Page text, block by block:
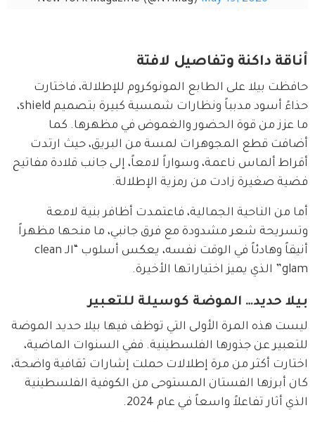
أناقة داكنة وتفاصيل لافتة
حافظت بيلا على الطابع المونوكروم للإطلالة، فاختارت
حذاءً أسود مدبباً ونظارات شمسية كبيرة بتصميم shield،
ما عزز من قوة الحضور والغموض في مظهرها. كما
أضافت قطع المجوهرات لمسة من البريق، حيث ارتدت
أقراط ألماس ناعمة، وسواراً لامعاً، إلى جانب قلادة مفاتيح
فضية صغيرة زادت من رمزية الإطلالة.
أما من الناحية الجمالية، فاعتمدت أظافر بنية لامعة
وتسريحة شعر مشدودة مع فرق جانبي، ما منحها مظهراً
أنيقاً وهادئاً في الوقت نفسه، يعكس أسلوب “الـclean
glam” الذي يميز اختياراتها الأخيرة.
بيلا حديد… الموضة كوسيلة للتعبير
ليست هذه المرة الأولى التي توظف فيها بيلا حديد الموضة
للتعبير عن جذورها الفلسطينية. ففي السنوات الماضية،
اختارت أكثر من مرة إطلالات حملت إشارات ثقافية واضحة،
كان أبرزها الفستان المستوحى من الكوفية الفلسطينية
الذي أثار تفاعلاً واسعاً في عام 2024.